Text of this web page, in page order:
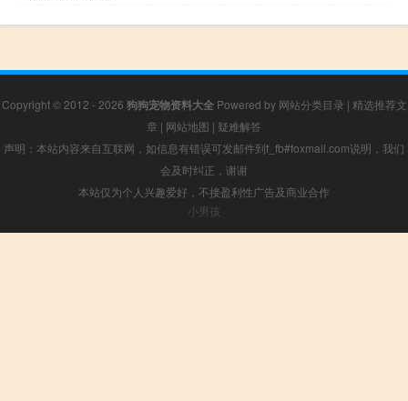
Copyright © 2012 - 2026 狗狗宠物资料大全Powered by 网站分类目录 | 精选推荐文
章 | 网站地图 | 疑难解答
声明：本站内容来自互联网，如信息有错误可发邮件到f_fb#foxmail.com说明，我们
会及时纠正，谢谢
本站仅为个人兴趣爱好，不接盈利性广告及商业合作
小男孩